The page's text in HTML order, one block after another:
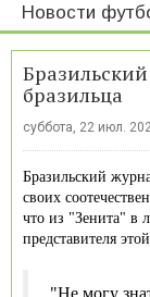
Новости
бразильца
суббота, 22 июл.
Бразильский
своих
что из "Зенита" в
представителя
"Не могу